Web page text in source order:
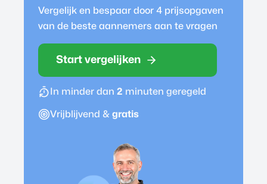
Vergelijk en bespaar door 4 prijsopgaven
van de beste aannemers aan te vragen
Start vergelijken
In minder dan 2 minuten geregeld
Vrijblijvend & gratis